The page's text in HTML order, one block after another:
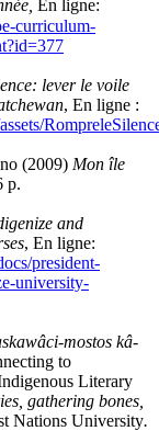
En ligne:
curriculum-
lever le voile
, En ligne :
(2009) Mon île
p.
and
, En ligne:
president-
university-
mostos kâ-
to
Literary
gathering bones,
Nations University.